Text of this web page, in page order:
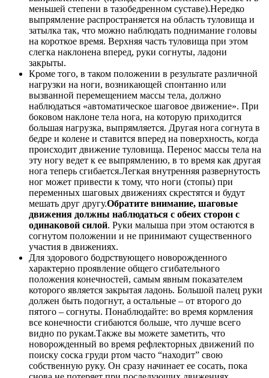
меньшей степени в тазобедренном суставе).Нередко
выпрямление распространяется на область туловища и
затылка так, что можно наблюдать поднимание головы
на короткое время. Верхняя часть туловища при этом
слегка наклонена вперед, руки согнуты, ладони
закрыты.
Кроме того, в таком положении в результате различной
нагрузки на ноги, возникающей спонтанно или
вызванной перемещением массы тела, должно
наблюдаться «автоматическое шаговое движение». При
боковом наклоне тела нога, на которую приходится
большая нагрузка, выпрямляется. Другая нога согнута в
бедре и колене и ставится вперед на поверхность, когда
происходит движение туловища. Перенос массы тела на
эту ногу ведет к ее выпрямлению, в то время как другая
нога теперь сгибается.Легкая внутренняя развернутость
ног может привести к тому, что ноги (стопы) при
переменных шаговых движениях скрестятся и будут
мешать друг другу.Обратите внимание, шаговые
движения должны наблюдаться с обеих сторон с
одинаковой силой. Руки малыша при этом остаются в
согнутом положении и не принимают существенного
участия в движениях.
Для здорового бодрствующего новорожденного
характерно проявление общего сгибательного
положения конечностей, самым явным показателем
которого является закрытая ладонь. Большой палец руки
должен быть подогнут, а остальные – от второго до
пятого – согнуты. Понаблюдайте: во время кормления
все конечности сгибаются больше, что лучше всего
видно по рукам.Также вы можете заметить, что
новорожденный во время рефлекторных движений по
поиску соска груди ртом часто “находит” свою
собственную руку. Он сразу начинает ее сосать, пока